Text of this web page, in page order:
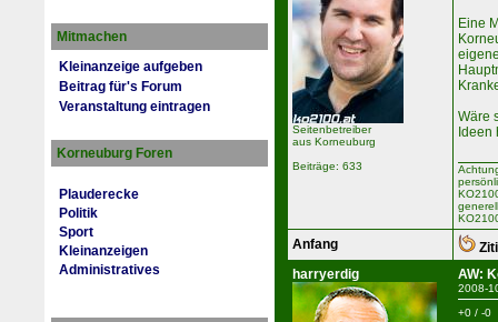
Mitmachen
Kleinanzeige aufgeben
Beitrag für's Forum
Veranstaltung eintragen
Korneuburg Foren
Plauderecke
Politik
Sport
Kleinanzeigen
Administratives
Seitenbetreiber
aus Korneuburg
Beiträge: 633
Eine
Wäre
Ideen
Anfang
harryerdig
AW:
2008-
+0 / -0